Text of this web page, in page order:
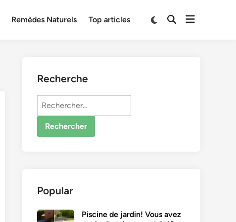
Remèdes Naturels Top articles
SwitchOpenOpen
Recherche
Rechercher :
Popular
Piscine de jardin! Vous avez